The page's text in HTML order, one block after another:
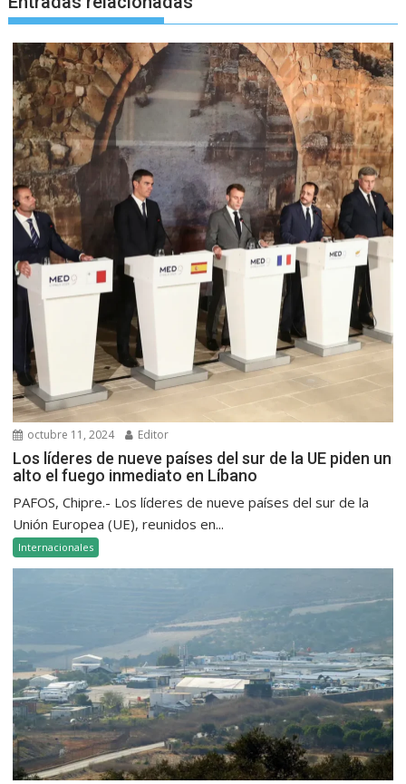
octubre 11, 2024 Editor
Los líderes de nueve países del sur de la UE piden un
alto el fuego inmediato en Líbano
PAFOS, Chipre.- Los líderes de nueve países del sur de la
Unión Europea (UE), reunidos en...
Internacionales